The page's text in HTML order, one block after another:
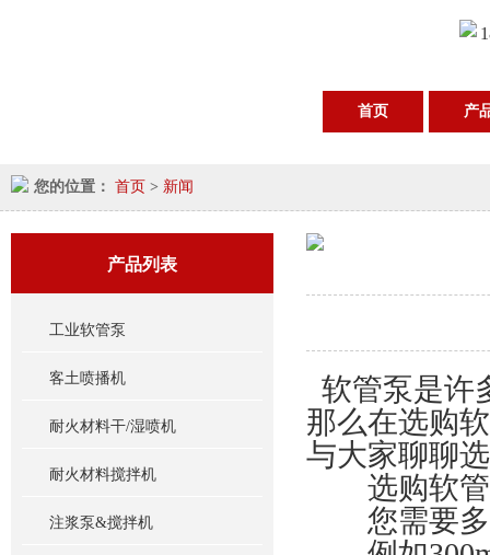
首页 产
您的位置： 首页 > 新闻
产品列表
工业软管泵
客土喷播机
耐火材料干/湿喷机
耐火材料搅拌机
注浆泵&搅拌机
软管泵是许
那么在选购
与大家聊聊
选购软管
您需要多